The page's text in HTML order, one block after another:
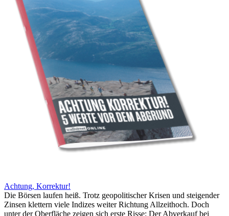
Achtung, Korrektur!
Die Börsen laufen heiß. Trotz geopolitischer Krisen und steigender
Zinsen klettern viele Indizes weiter Richtung Allzeithoch. Doch
unter der Oberfläche zeigen sich erste Risse: Der Abverkauf bei